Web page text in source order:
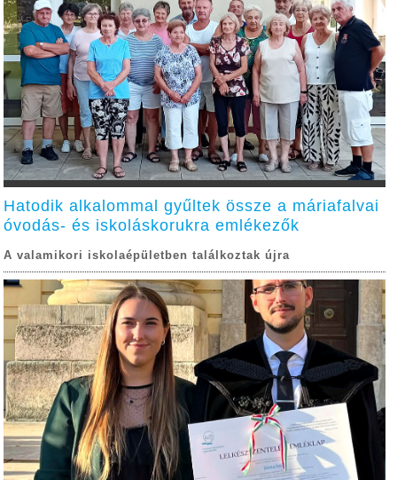
Hatodik alkalommal gyűltek össze a máriafalvai
óvodás- és iskoláskorukra emlékezők
A valamikori iskolaépületben találkoztak újra